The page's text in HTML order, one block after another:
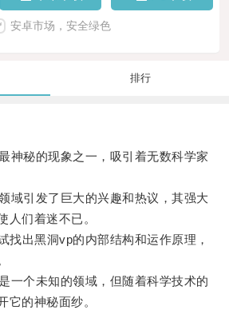
安卓市场，安全绿色
排行
秘的现象之一，吸引着无数科学家
引发了巨大的兴趣和热议，其强大
人们着迷不已。
出黑洞vp的内部结构和运作原理，
个未知的领域，但随着科学技术的
它的神秘面纱。